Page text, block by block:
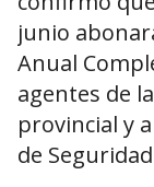
junio
Anual
agentes de
provincial y
de